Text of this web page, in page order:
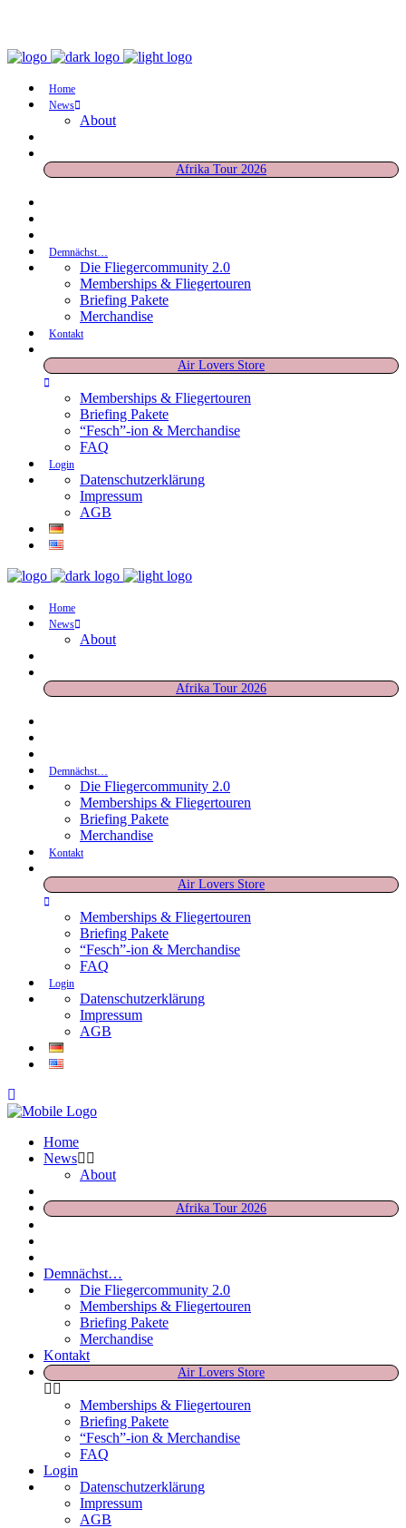
Home
News
About
Afrika Tour 2026
Demnächst…
Die Fliegercommunity 2.0
Memberships & Fliegertouren
Briefing Pakete
Merchandise
Kontakt
Air Lovers Store
Memberships & Fliegertouren
Briefing Pakete
“Fesch”-ion & Merchandise
FAQ
Login
Datenschutzerklärung
Impressum
AGB
Home
News
About
Afrika Tour 2026
Demnächst…
Die Fliegercommunity 2.0
Memberships & Fliegertouren
Briefing Pakete
Merchandise
Kontakt
Air Lovers Store
Memberships & Fliegertouren
Briefing Pakete
“Fesch”-ion & Merchandise
FAQ
Login
Datenschutzerklärung
Impressum
AGB
Home
News
About
Afrika Tour 2026
Demnächst…
Die Fliegercommunity 2.0
Memberships & Fliegertouren
Briefing Pakete
Merchandise
Kontakt
Air Lovers Store
Memberships & Fliegertouren
Briefing Pakete
“Fesch”-ion & Merchandise
FAQ
Login
Datenschutzerklärung
Impressum
AGB